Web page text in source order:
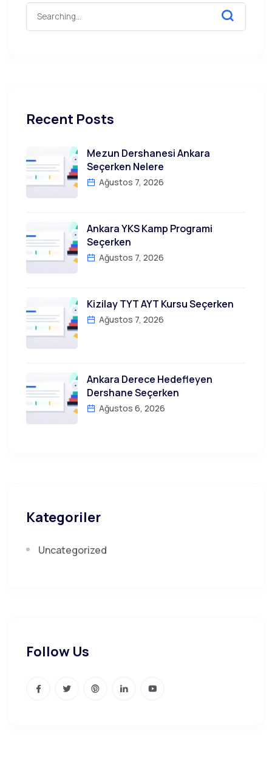
Recent Posts
Mezun Dershanesi Ankara
Seçerken Nelere
Ağustos 7, 2026
Ankara YKS Kamp Programi
Seçerken
Ağustos 7, 2026
Kizilay TYT AYT Kursu Seçerken
Ağustos 7, 2026
Ankara Derece Hedefleyen
Dershane Seçerken
Ağustos 6, 2026
Kategoriler
Uncategorized
Follow Us